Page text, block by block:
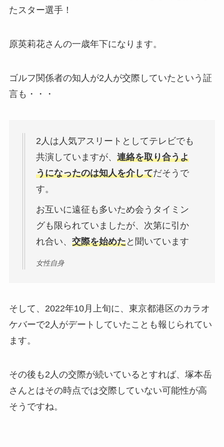
たスター選手！
原英莉花さんの一歳年下になります。
ゴルフ関係者の知人が2人が交際していたという証
言も・・・
2人は人気アスリートとしてテレビでも
共演していますが、 連絡を取り合うよ
うになったのは知人を介してだそうで
す。
お互いに遠征も多いため会うタイミン
グも限られていましたが、次第に引か
れ合い、 交際を始めたと聞いています
女性自身
そして、2022年10月上旬に、東京都港区のカラオ
ケバーで2人がデートしていたことも報じられてい
ます。
その後も2人の交際が続いているとすれば、塚本岳
さんとはその時点では交際していない可能性が高
そうですね。